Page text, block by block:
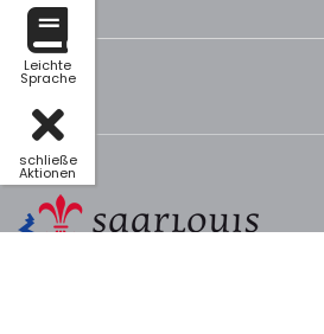
Leichte
Sprache
schließe
Aktionen